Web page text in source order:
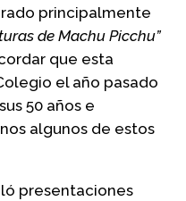
principalmente
de Machu Picchu”
que esta
el año pasado
50 años e
algunos de estos
presentaciones